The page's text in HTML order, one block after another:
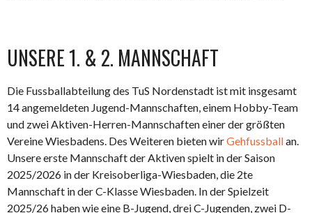
UNSERE 1. & 2. MANNSCHAFT
Die Fussballabteilung des TuS Nordenstadt ist mit insgesamt
14 angemeldeten Jugend-Mannschaften, einem Hobby-Team
und zwei Aktiven-Herren-Mannschaften einer der größten
Vereine Wiesbadens. Des Weiteren bieten wirGehfussballan.
Unsere erste Mannschaft der Aktiven spielt in der Saison
2025/2026 in der Kreisoberliga-Wiesbaden, die 2te
Mannschaft in der C-Klasse Wiesbaden. In der Spielzeit
2025/26 haben wie eine B-Jugend, drei C-Jugenden, zwei D-